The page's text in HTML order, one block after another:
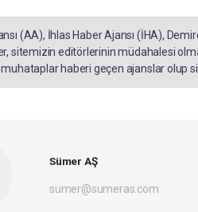
(AA), İhlas Haber Ajansı (İHA),
sitemizin editörlerinin müdahalesi
haberi geçen ajanslar olup
Sümer AŞ
sumer@sumeras.com